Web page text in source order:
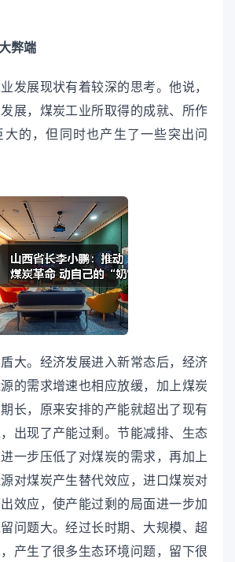
弊端
发展现状有着较深的思考。他说，
展，煤炭工业所取得的成就、所作
大的，但同时也产生了一些突出问
大。经济发展进入新常态后，经济
的需求增速也相应放缓，加上煤炭
长，原来安排的产能就超出了现有
出现了产能过剩。节能减排、生态
一步压低了对煤炭的需求，再加上
对煤炭产生替代效应，进口煤炭对
效应，使产能过剩的局面进一步加
问题大。经过长时期、大规模、超
产生了很多生态环境问题，留下很